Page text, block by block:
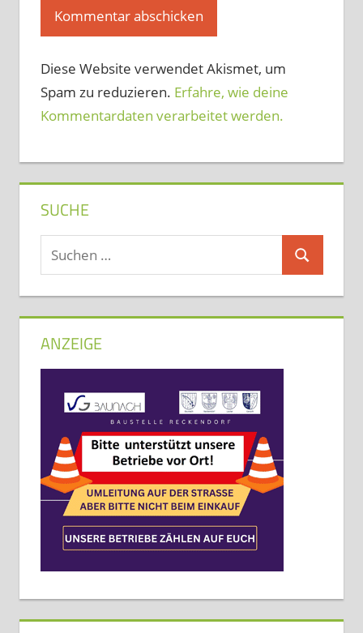
Diese Website verwendet Akismet, um
Spam zu reduzieren. Erfahre, wie deine
Kommentardaten verarbeitet werden.
SUCHE
Suchen
nach:
Suchen
ANZEIGE